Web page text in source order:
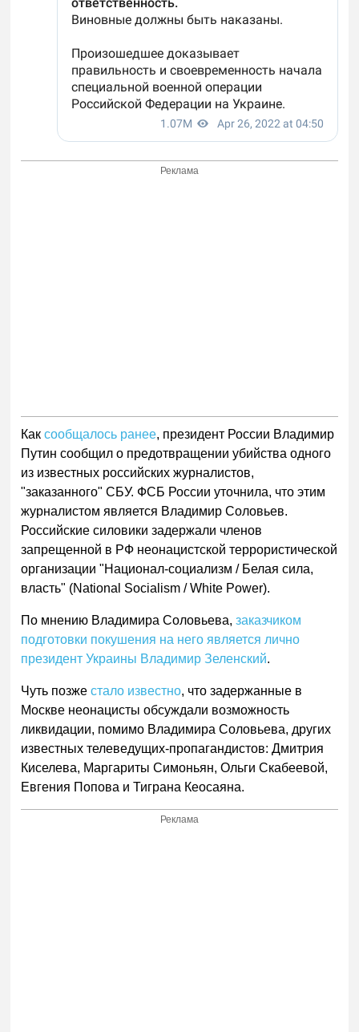
Реклама
Каксообщалось ранее, президент России Владимир
Путин сообщил о предотвращении убийства одного
из известных российских журналистов,
"заказанного" СБУ. ФСБ России уточнила, что этим
журналистом является Владимир Соловьев.
Российские силовики задержали членов
запрещенной в РФ неонацистской террористической
организации "Национал-социализм / Белая сила,
власть" (National Socialism / White Power).
По мнению Владимира Соловьева,заказчиком
подготовки покушения на него является лично
президент Украины Владимир Зеленский.
Чуть позжестало известно, что задержанные в
Москве неонацисты обсуждали возможность
ликвидации, помимо Владимира Соловьева, других
известных телеведущих-пропагандистов: Дмитрия
Киселева, Маргариты Симоньян, Ольги Скабеевой,
Евгения Попова и Тиграна Кеосаяна.
Реклама